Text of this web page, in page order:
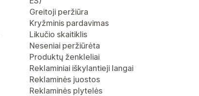
Greitoji peržiūra
Kryžminis pardavimas
Likučio skaitiklis
Neseniai peržiūrėta
Produktų ženkleliai
Reklaminiai iškylantieji langai
Reklaminės juostos
Reklaminės plytelės